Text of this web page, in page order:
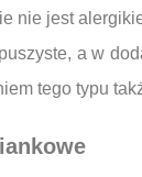
nie jest
a w
tego typu